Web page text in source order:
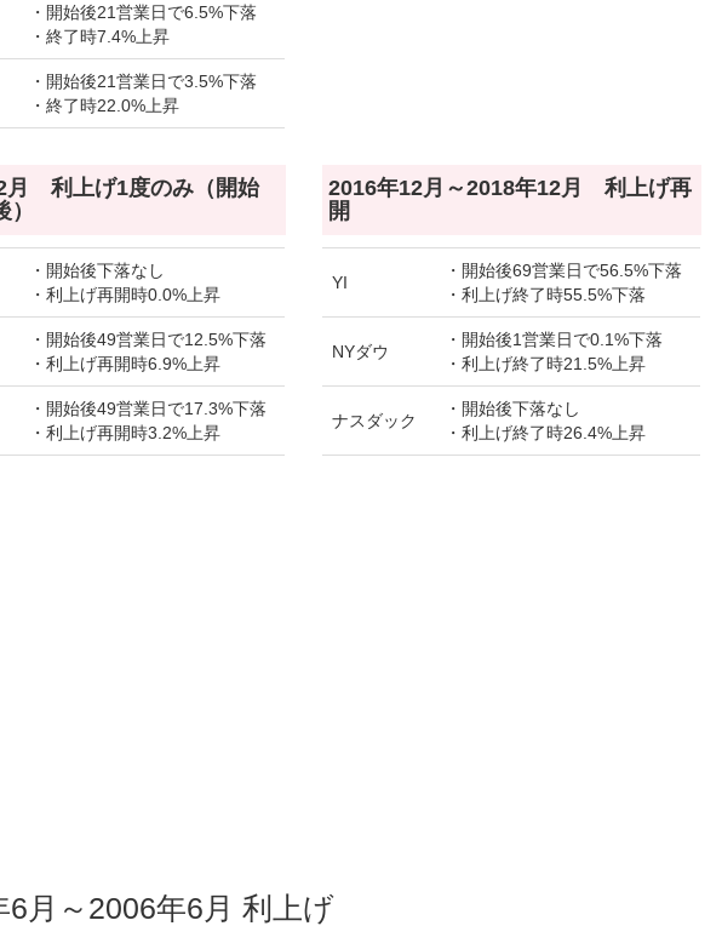
・開始後21営業日で6.5%下落
・終了時7.4%上昇
・開始後21営業日で3.5%下落
・終了時22.0%上昇
月 利上げ1度のみ（開始
・開始後下落なし
・利上げ再開時0.0%上昇
・開始後49営業日で12.5%下落
・利上げ再開時6.9%上昇
・開始後49営業日で17.3%下落
・利上げ再開時3.2%上昇
2016年12月～2018年12月 利上げ再
開
YI
・開始後69営業日で56.5%下落
・利上げ終了時55.5%下落
NYダウ
・開始後1営業日で0.1%下落
・利上げ終了時21.5%上昇
ナスダック
・開始後下落なし
・利上げ終了時26.4%上昇
6月～2006年6月 利上げ